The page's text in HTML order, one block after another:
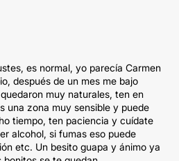
es normal, yo parecía Carmen
después de un mes me bajo
muy naturales, ten en
una zona muy sensible y puede
tiempo, ten paciencia y cuídate
alcohol, si fumas eso puede
etc. Un besito guapa y ánimo ya